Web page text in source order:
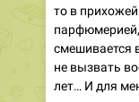
то в
смешивается
не вызвать
лет… И для